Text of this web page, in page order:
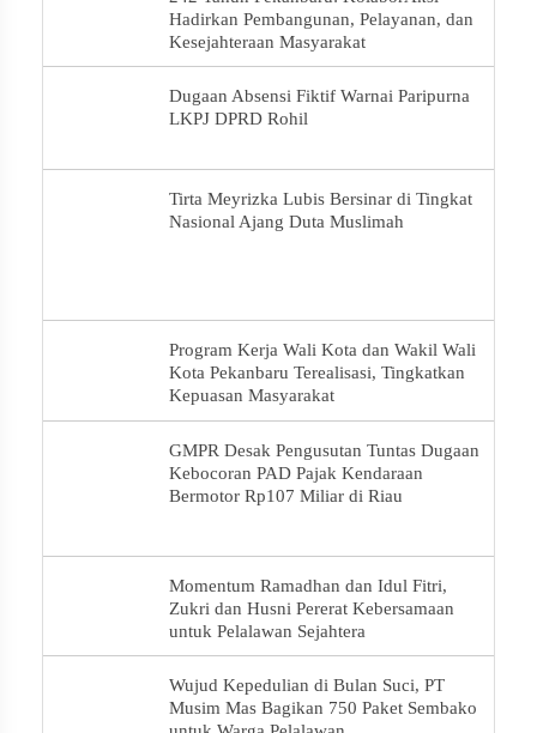
Hadirkan Pembangunan, Pelayanan, dan
Kesejahteraan Masyarakat
Dugaan Absensi Fiktif Warnai Paripurna
LKPJ DPRD Rohil
Tirta Meyrizka Lubis Bersinar di Tingkat
Nasional Ajang Duta Muslimah
Program Kerja Wali Kota dan Wakil Wali
Kota Pekanbaru Terealisasi, Tingkatkan
Kepuasan Masyarakat
GMPR Desak Pengusutan Tuntas Dugaan
Kebocoran PAD Pajak Kendaraan
Bermotor Rp107 Miliar di Riau
Momentum Ramadhan dan Idul Fitri,
Zukri dan Husni Pererat Kebersamaan
untuk Pelalawan Sejahtera
Wujud Kepedulian di Bulan Suci, PT
Musim Mas Bagikan 750 Paket Sembako